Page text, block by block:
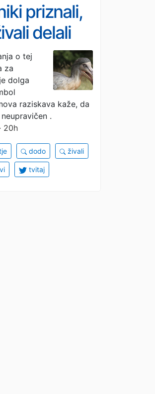
priznali,
delali
mit
plan je
o tej
za
dolga
raziskava kaže, da
.
20h
dodo živali
tvitaj